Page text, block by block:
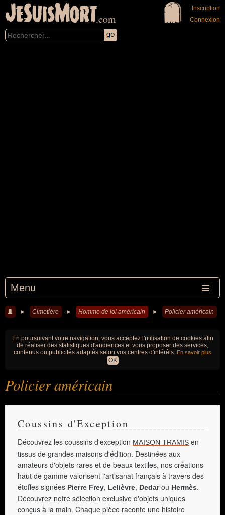
JeSuisMort.com
Menu
Inscription
Connexion
► Cimetière ► Homme de loi américain ► Policier américain
En poursuivant votre navigation, vous acceptez l'utilisation de cookies afin
de réaliser des statistiques d'audiences et vous proposer des services,
contenus ou publicités adaptés selon vos centres d'intérêts. En savoir plus
OK
Policier américain
Coussins d'Exception
Découvrez les coussins d'exception MAISON TRAMIS en
tissus de grandes maisons d'édition. Destinées aux
amateurs d'objets rares et de beaux textiles, nos créations
haut de gamme valorisent l'artisanat français à travers des
étoffes signées Pierre Frey, Lelièvre, Dedarou Hermès.
Découvrez notre sélection exclusive d'objets uniques
conçus à la main. Chaque pièce raconte une histoire